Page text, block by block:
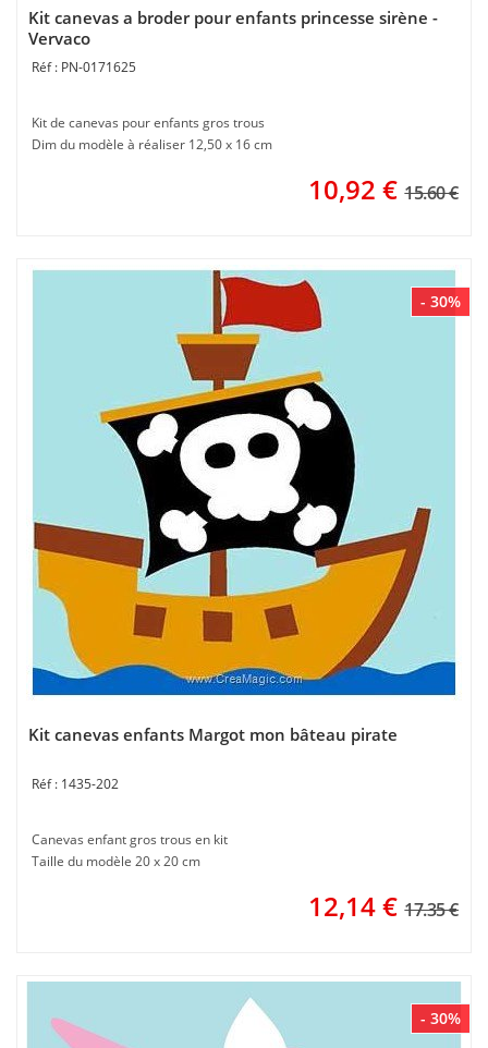
Kit canevas a broder pour enfants princesse sirène -
Vervaco
PN-0171625
Kit de canevas pour enfants gros trous
Dim du modèle à réaliser 12,50 x 16 cm
10,92 € 15.60 €
- 30%
Kit canevas enfants Margot mon bâteau pirate
1435-202
Canevas enfant gros trous en kit
Taille du modèle 20 x 20 cm
12,14€ 17.35 €
- 30%